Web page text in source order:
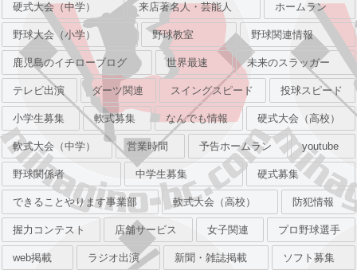
硬式大会（中学） 来店著名人・芸能人 ホームラン
野球大会（小学） 野球教室 野球関連情報
鹿児島のイチローブログ 世界最速 未来のスラッガー
テレビ出演 ダーツ関連 スイングスピード 投球スピード
小学生募集 軟式募集 なんでも情報 硬式大会（高校）
軟式大会（中学） 営業時間 予告ホームラン youtube
野球関係者 中学生募集 硬式募集
できることやります事業部 軟式大会（高校） 防犯情報
握力コンテスト 店舗サービス 女子関連 プロ野球選手
web掲載 ラジオ出演 新聞・雑誌掲載 ソフト募集